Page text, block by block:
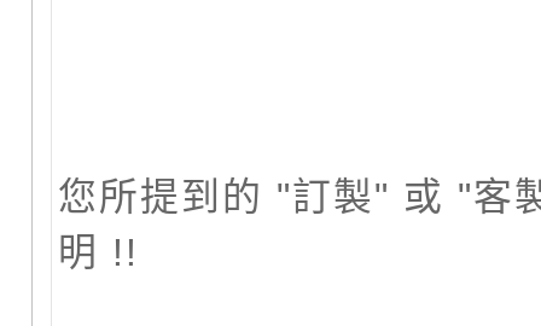
您所提到的 "訂製" 或 "客
明 !!